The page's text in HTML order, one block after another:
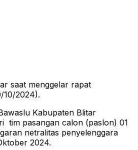
saat menggelar rapat
10/2024).
Kabupaten Blitar
tim pasangan calon (paslon) 01
netralitas penyelenggara
2024.